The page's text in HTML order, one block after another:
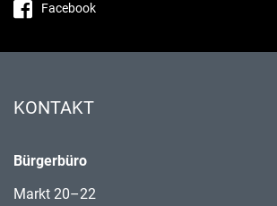
Facebook
KONTAKT
Bürgerbüro
Markt 20–22